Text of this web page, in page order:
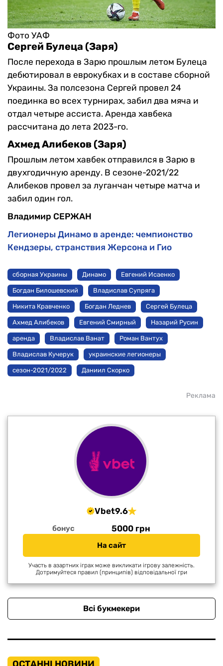
Фото УАФ
Сергей Булеца (Заря)
После перехода в Зарю прошлым летом Булеца
дебютировал в еврокубках и в составе сборной
Украины. За полсезона Сергей провел 24
поединка во всех турнирах, забил два мяча и
отдал четыре ассиста. Аренда хавбека
рассчитана до лета 2023-го.
Ахмед Алибеков (Заря)
Прошлым летом хавбек отправился в Зарю в
двухгодичную аренду. В сезоне-2021/22
Алибеков провел за луганчан четыре матча и
забил один гол.
Владимир СЕРЖАН
Легионеры Динамо в аренде: чемпионство
Кендзеры, странствия Жерсона и Гио
сборная Украины Динамо Евгений Исаенко
Богдан Билошевский Владислав Супряга
Никита Кравченко Богдан Леднев Сергей Булеца
Ахмед Алибеков Евгений Смирный Назарий Русин
аренда Владислав Ванат Роман Вантух
Владислав Кучерук украинские легионеры
сезон-2021/2022 Даниил Скорко
Реклама
Vbet9.6
бонус 5000 грн
На сайт
Участь в азартних іграх може викликати ігрову залежність.
Дотримуйтеся правил (принципів) відповідальної гри
Всі букмекери